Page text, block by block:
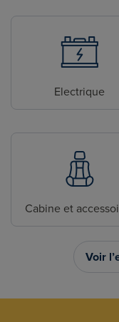
Electrique
Cabine et
Voir